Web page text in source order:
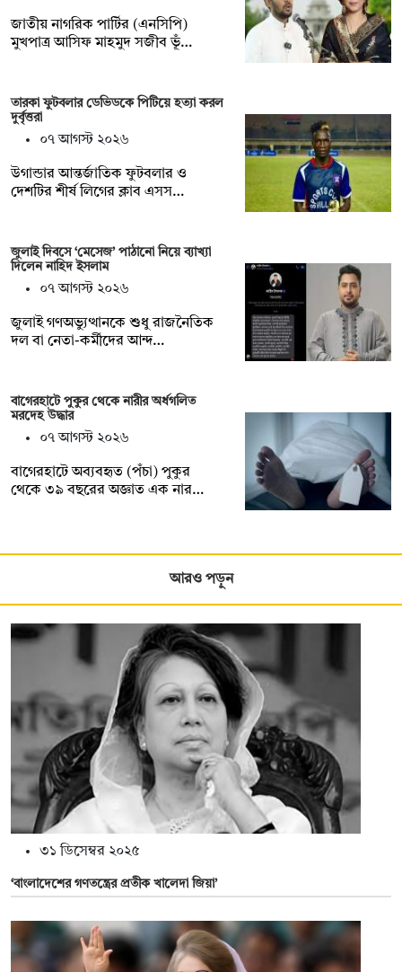
জাতীয় নাগরিক পার্টির (এনসিপি)
মুখপাত্র আসিফ মাহমুদ সজীব ভূঁ…
তারকা ফুটবলার ডেভিডকে পিটিয়ে হত্যা করল
দুর্বৃত্তরা
০৭ আগস্ট ২০২৬
উগান্ডার আন্তর্জাতিক ফুটবলার ও
দেশটির শীর্ষ লিগের ক্লাব এসস…
জুলাই দিবসে ‘মেসেজ’ পাঠানো নিয়ে ব্যাখ্যা
দিলেন নাহিদ ইসলাম
০৭ আগস্ট ২০২৬
জুলাই গণঅভ্যুত্থানকে শুধু রাজনৈতিক
দল বা নেতা-কর্মীদের আন্দ…
বাগেরহাটে পুকুর থেকে নারীর অর্ধগলিত
মরদেহ উদ্ধার
০৭ আগস্ট ২০২৬
বাগেরহাটে অব্যবহৃত (পঁচা) পুকুর
থেকে ৩৯ বছরের অজ্ঞাত এক নার…
আরও পড়ুন
৩১ ডিসেম্বর ২০২৫
‘বাংলাদেশের গণতন্ত্রের প্রতীক খালেদা জিয়া’